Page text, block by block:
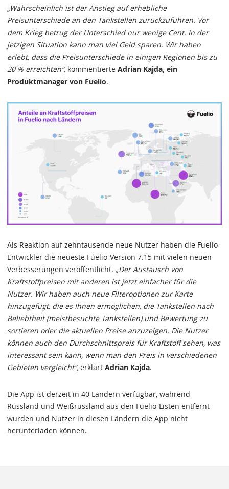
„Wahrscheinlich ist der Anstieg auf erhebliche
Preisunterschiede an den Tankstellen zurückzuführen. Vor
dem Krieg betrug der Unterschied nur wenige Cent. In der
jetzigen Situation kann man viel Geld sparen. Wir haben
erlebt, dass die Preisunterschiede in einigen Regionen bis zu
20 % erreichten“, kommentierte Adrian Kajda, ein
Produktmanager von Fuelio.
Als Reaktion auf zehntausende neue Nutzer haben die Fuelio-
Entwickler die neueste Fuelio-Version 7.15 mit vielen neuen
Verbesserungen veröffentlicht. „Der Austausch von
Kraftstoffpreisen mit anderen ist jetzt einfacher für die
Nutzer. Wir haben auch neue Filteroptionen zur Karte
hinzugefügt, die es Ihnen ermöglichen, die Tankstellen nach
Beliebtheit (meistbesuchte Tankstellen) und Bewertung zu
sortieren oder die aktuellen Preise anzuzeigen. Die Nutzer
können auch den Durchschnittspreis für Kraftstoff sehen, was
interessant sein kann, wenn man den Preis in verschiedenen
Gebieten vergleicht“, erklärt Adrian Kajda.
Die App ist derzeit in 40 Ländern verfügbar, während
Russland und Weißrussland aus den Fuelio-Listen entfernt
wurden und Nutzer in diesen Ländern die App nicht
herunterladen können.